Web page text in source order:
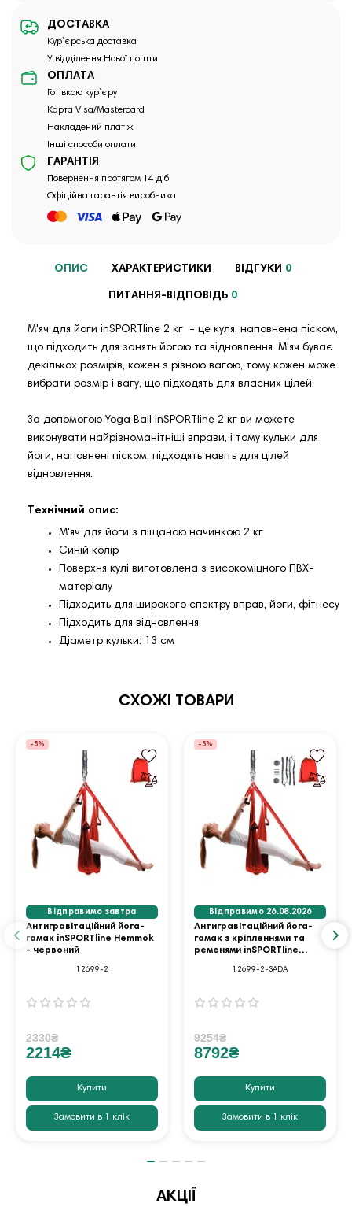
ДОСТАВКА
Кур`єрська доставка
У відділення Нової пошти
ОПЛАТА
Готівкою кур`єру
Карта Visa/Mastercard
Накладений платіж
Інші способи оплати
ГАРАНТІЯ
Повернення протягом 14 діб
Офіційна гарантія виробника
ОПИС ХАРАКТЕРИСТИКИ ВІДГУКИ 0
ПИТАННЯ-ВІДПОВІДЬ 0
М'яч для йоги inSPORTline 2 кг - це куля, наповнена піском,
що підходить для занять йогою та відновлення. М'яч буває
декількох розмірів, кожен з різною вагою, тому кожен може
вибрати розмір і вагу, що підходять для власних цілей.
За допомогою Yoga Ball inSPORTline 2 кг ви можете
виконувати найрізноманітніші вправи, і тому кульки для
йоги, наповнені піском, підходять навіть для цілей
відновлення.
Технічний опис:
М'яч для йоги з піщаною начинкою 2 кг
Синій колір
Поверхня кулі виготовлена ​​з високоміцного ПВХ-
матеріалу
Підходить для широкого спектру вправ, йоги, фітнесу
Підходить для відновлення
Діаметр кульки: 13 см
СХОЖІ ТОВАРИ
-5%
Відправимо завтра
Антигравітаційний йога-
гамак inSPORTline Hemmok
- червоний
12699-2
2330₴
2214₴
Купити
Замовити в 1 клік
-5%
Відправимо 26.08.2026
Антигравітаційний йога-
гамак з кріпленнями та
ременями inSPORTline
12699-2-SADA
9254₴
8792₴
Купити
Замовити в 1 клік
АКЦІЇ